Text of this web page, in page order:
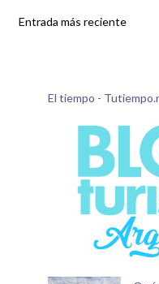
Entrada más reciente
El tiempo -